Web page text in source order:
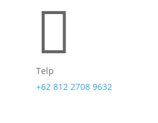

Telp
+62 812 2708 9632